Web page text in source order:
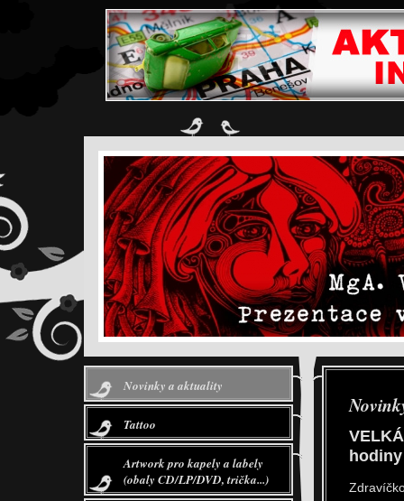
hodiny
Novinky a aktuality
Tattoo
Artwork pro kapely a labely
(obaly CD/LP/DVD, trička...)